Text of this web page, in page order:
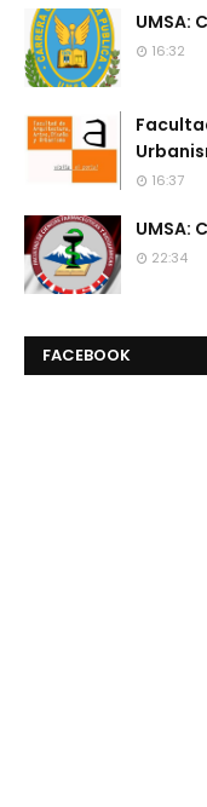
UMSA:
16:32
16:37
UMSA:
22:34
FACEBOOK